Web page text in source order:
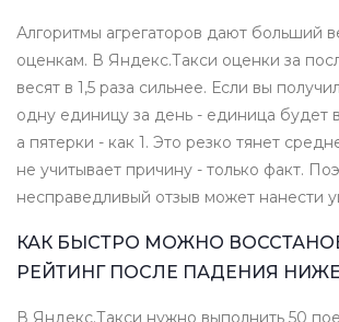
Алгоритмы агрегаторов дают больший
оценкам. В Яндекс.Такси оценки за
весят в 1,5 раза сильнее. Если вы
одну единицу за день - единица будет
а пятерки - как 1. Это резко тянет
не учитывает причину - только факт.
несправедливый отзыв может нанести
КАК БЫСТРО МОЖНО
РЕЙТИНГ ПОСЛЕ ПАДЕНИЯ НИЖЕ
В Яндекс.Такси нужно выполнить 50